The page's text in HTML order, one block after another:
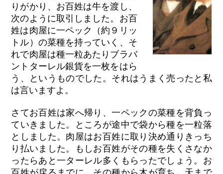
りがかり、お百姓は牛を渡し、
次のように取引しました。お百
姓は肉屋に一ペック（約９リッ
トル）の菜種を持っていく、そ
れで肉屋は種一粒あたりブラバ
ントターレル銀貨を一枚をはら
う、というものでした。それはうまく売ったと私
は言いますよ。
さてお百姓は家へ帰り、一ペックの菜種を背負っ
ていきました。ところが途中で袋から種を一粒落
としました。肉屋はお百姓に取り決め通りきっち
り払いました。もしお百姓がその種を失くさなか
ったらあと一ターレル多くもらったでしょう。お